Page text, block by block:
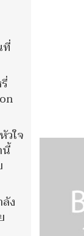
ที่
วใจ
นี้
ง